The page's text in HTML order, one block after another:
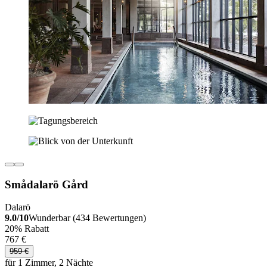
Smådalarö Gård
Dalarö
9.0/10Wunderbar (434 Bewertungen)
20% Rabatt
767 €
959 €
für 1 Zimmer, 2 Nächte